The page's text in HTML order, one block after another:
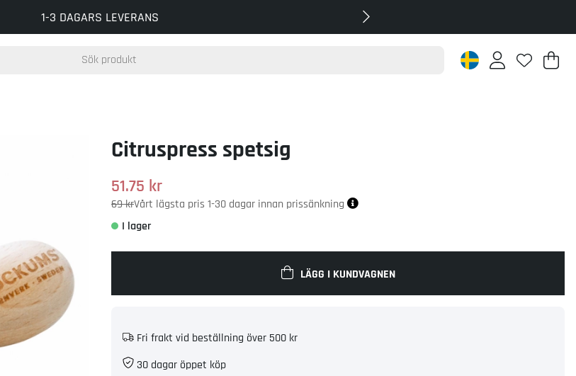
1-3 DAGARS LEVERANS
FRI FRAKT VID BESTÄLLNING ÖVER 500 KR
.
Citruspress spetsig
51.75 kr
69 krVårt lägsta pris 1-30 dagar innan prissänkning
LÄGG I KUNDVAGNEN
Fri frakt vid beställning över 500 kr
30 dagar öppet köp